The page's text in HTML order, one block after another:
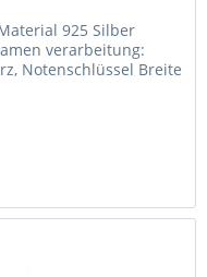
925 Silber
verarbeitung:
Notenschlüssel Breite